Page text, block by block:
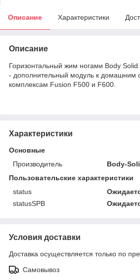
Описание Характеристики
Описание
Горизонтальный жим ногами Body Solid
- дополнительный модуль к домашним
комплексам Fusion F500 и F600.
Характеристики
Основные
Производитель
Body-
Пользовательские характеристики
status
statusSPB
Условия доставки
Доставка осуществляется только по
Самовывоз